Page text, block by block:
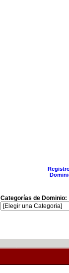
Categorías de Dominio: